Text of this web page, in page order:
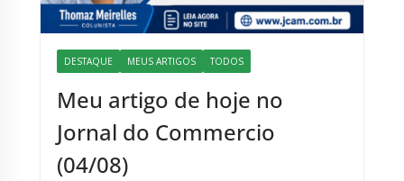
DESTAQUE MEUS ARTIGOS TODOS
Meu artigo de hoje no
Jornal do Commercio
(04/08)